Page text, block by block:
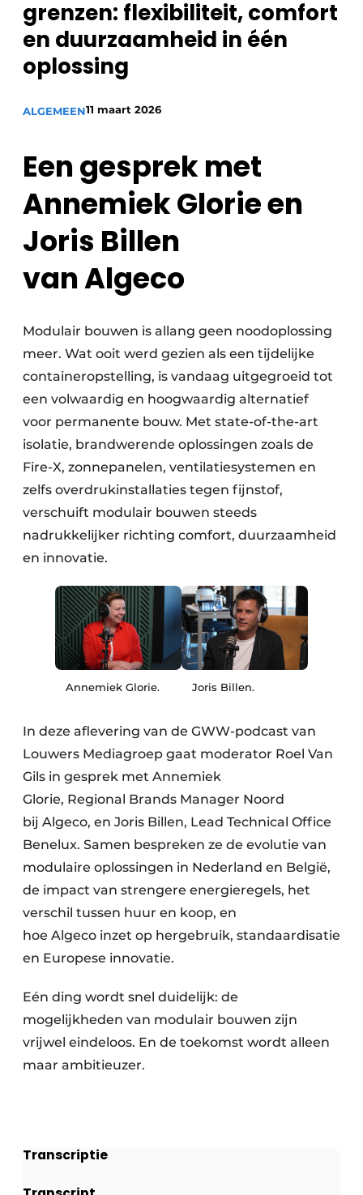
Vacatures
Video’s
grenzen: flexibiliteit, comfort
en duurzaamheid in één
oplossing
ALGEMEEN11 maart 2026
Een gesprek met
Annemiek Glorie en
Joris Billen
van Algeco
Modulair bouwen is allang geen noodoplossing
meer. Wat ooit werd gezien als een tijdelijke
containeropstelling, is vandaag uitgegroeid tot
een volwaardig en hoogwaardig alternatief
voor permanente bouw. Met state-of-the-art
isolatie, brandwerende oplossingen zoals de
Fire-X, zonnepanelen, ventilatiesystemen en
zelfs overdrukinstallaties tegen fijnstof,
verschuift modulair bouwen steeds
nadrukkelijker richting comfort, duurzaamheid
en innovatie.
Annemiek Glorie. Joris Billen.
In deze aflevering van de GWW-podcast van
Louwers Mediagroep gaat moderator Roel Van
Gils in gesprek met Annemiek
Glorie, Regional Brands Manager Noord
bij Algeco, en Joris Billen, Lead Technical Office
Benelux. Samen bespreken ze de evolutie van
modulaire oplossingen in Nederland en België,
de impact van strengere energieregels, het
verschil tussen huur en koop, en
hoe Algeco inzet op hergebruik, standaardisatie
en Europese innovatie.
Eén ding wordt snel duidelijk: de
mogelijkheden van modulair bouwen zijn
vrijwel eindeloos. En de toekomst wordt alleen
maar ambitieuzer.
Transcriptie